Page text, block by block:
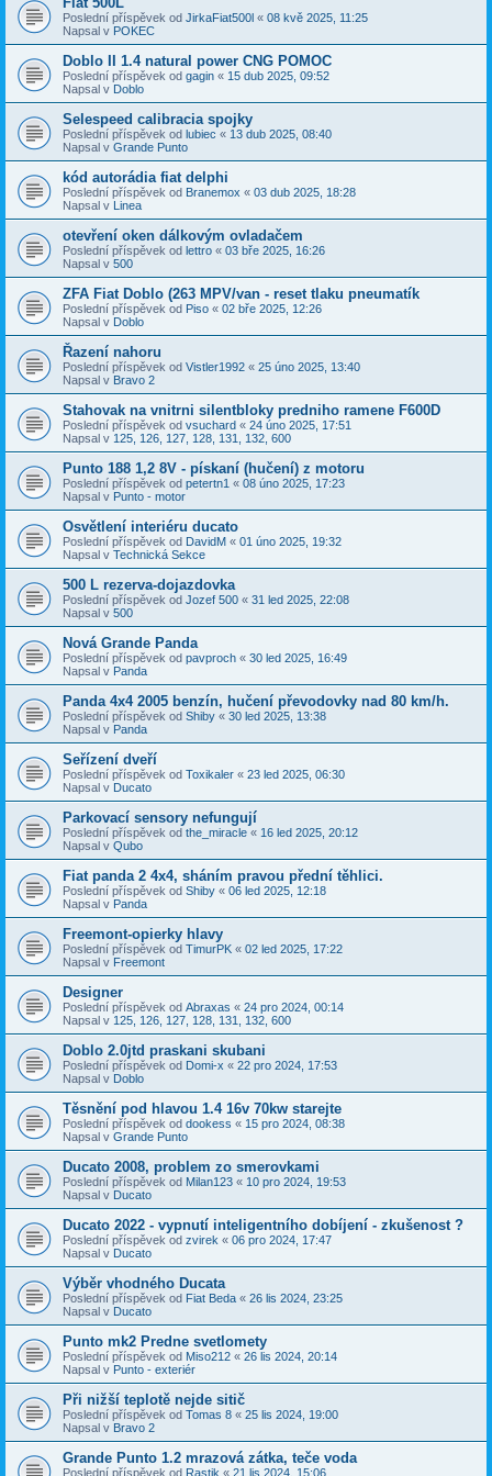
Poslední příspěvek od JirkaFiat500l « 08 kvě 2025, 11:25
Napsal v POKEC
Doblo II 1.4 natural power CNG POMOC
Poslední příspěvek od gagin « 15 dub 2025, 09:52
Napsal v Doblo
Selespeed calibracia spojky
Poslední příspěvek od lubiec « 13 dub 2025, 08:40
Napsal v Grande Punto
kód autorádia fiat delphi
Poslední příspěvek od Branemox « 03 dub 2025, 18:28
Napsal v Linea
otevření oken dálkovým ovladačem
Poslední příspěvek od lettro « 03 bře 2025, 16:26
Napsal v 500
ZFA Fiat Doblo (263 MPV/van - reset tlaku pneumatík
Poslední příspěvek od Piso « 02 bře 2025, 12:26
Napsal v Doblo
Řazení nahoru
Poslední příspěvek od Vistler1992 « 25 úno 2025, 13:40
Napsal v Bravo 2
Stahovak na vnitrni silentbloky predniho ramene F600D
Poslední příspěvek od vsuchard « 24 úno 2025, 17:51
Napsal v 125, 126, 127, 128, 131, 132, 600
Punto 188 1,2 8V - pískaní (hučení) z motoru
Poslední příspěvek od petertn1 « 08 úno 2025, 17:23
Napsal v Punto - motor
Osvětlení interiéru ducato
Poslední příspěvek od DavidM « 01 úno 2025, 19:32
Napsal v Technická Sekce
500 L rezerva-dojazdovka
Poslední příspěvek od Jozef 500 « 31 led 2025, 22:08
Napsal v 500
Nová Grande Panda
Poslední příspěvek od pavproch « 30 led 2025, 16:49
Napsal v Panda
Panda 4x4 2005 benzín, hučení převodovky nad 80 km/h.
Poslední příspěvek od Shiby « 30 led 2025, 13:38
Napsal v Panda
Seřízení dveří
Poslední příspěvek od Toxikaler « 23 led 2025, 06:30
Napsal v Ducato
Parkovací sensory nefungují
Poslední příspěvek od the_miracle « 16 led 2025, 20:12
Napsal v Qubo
Fiat panda 2 4x4, sháním pravou přední těhlici.
Poslední příspěvek od Shiby « 06 led 2025, 12:18
Napsal v Panda
Freemont-opierky hlavy
Poslední příspěvek od TimurPK « 02 led 2025, 17:22
Napsal v Freemont
Designer
Poslední příspěvek od Abraxas « 24 pro 2024, 00:14
Napsal v 125, 126, 127, 128, 131, 132, 600
Doblo 2.0jtd praskani skubani
Poslední příspěvek od Domi-x « 22 pro 2024, 17:53
Napsal v Doblo
Těsnění pod hlavou 1.4 16v 70kw starejte
Poslední příspěvek od dookess « 15 pro 2024, 08:38
Napsal v Grande Punto
Ducato 2008, problem zo smerovkami
Poslední příspěvek od Milan123 « 10 pro 2024, 19:53
Napsal v Ducato
Ducato 2022 - vypnutí inteligentního dobíjení - zkušenost ?
Poslední příspěvek od zvirek « 06 pro 2024, 17:47
Napsal v Ducato
Výběr vhodného Ducata
Poslední příspěvek od Fiat Beda « 26 lis 2024, 23:25
Napsal v Ducato
Punto mk2 Predne svetlomety
Poslední příspěvek od Miso212 « 26 lis 2024, 20:14
Napsal v Punto - exteriér
Při nižší teplotě nejde sitič
Poslední příspěvek od Tomas 8 « 25 lis 2024, 19:00
Napsal v Bravo 2
Grande Punto 1.2 mrazová zátka, teče voda
Poslední příspěvek od Rastik « 21 lis 2024, 15:06